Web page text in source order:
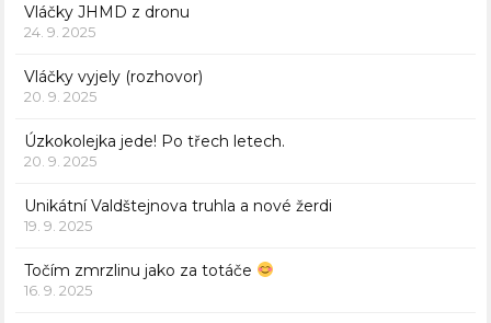
Vláčky JHMD z dronu
24. 9. 2025
Vláčky vyjely (rozhovor)
20. 9. 2025
Úzkokolejka jede! Po třech letech.
20. 9. 2025
Unikátní Valdštejnova truhla a nové žerdi
19. 9. 2025
Točím zmrzlinu jako za totáče
16. 9. 2025